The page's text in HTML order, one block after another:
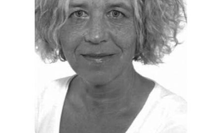
REISEFÜHRER
REISEMAGAZINE
ANGEBOTE